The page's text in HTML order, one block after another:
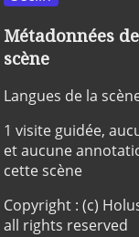
Métadonnées
scène
Langues de la
1 visite guidée,
et aucune
cette scène
Copyright : (c)
all rights reserved